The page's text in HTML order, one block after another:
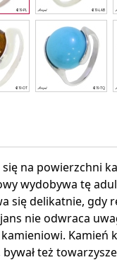
się na powierzchni
wydobywa tę
się delikatnie, gdy
nie odwraca
Kamień
też